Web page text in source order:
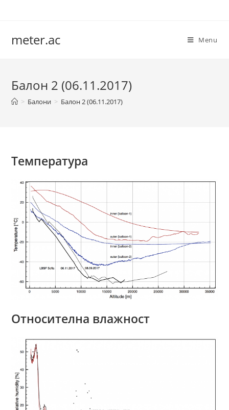
meter.ac Menu
Балон 2 (06.11.2017)
> Балони > Балон 2 (06.11.2017)
Температура
Относителна влажност